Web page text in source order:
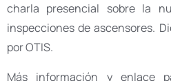
charla presencial sobre la
inspecciones de ascensores.
por OTIS.
Más información y enlace